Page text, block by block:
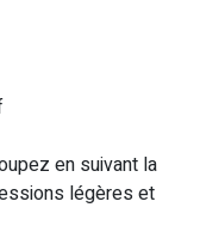
en suivant la
légères et